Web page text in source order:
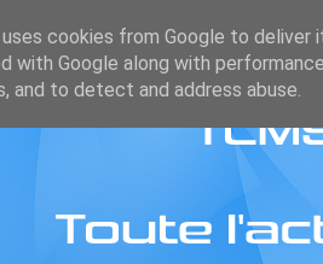
cookies from Google to deliver
with Google along with
and to detect and address abuse.